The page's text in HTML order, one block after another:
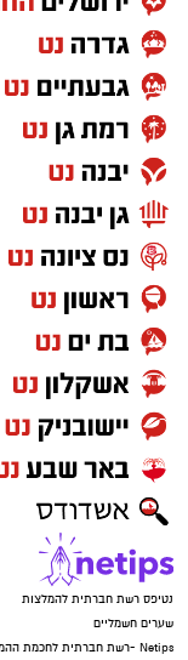
נטיפס רשת חברתית להמלצות
שערים חשמליים
Netips -רשת חברתית לחכמת ההמונים